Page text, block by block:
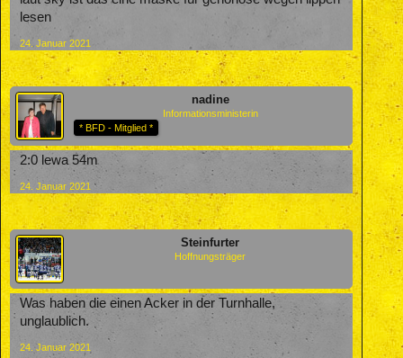
lesen
24. Januar 2021
nadine
Informationsministerin
* BFD - Mitglied *
2:0 lewa 54m
24. Januar 2021
Steinfurter
Hoffnungsträger
Was haben die einen Acker in der Turnhalle,
unglaublich.
24. Januar 2021